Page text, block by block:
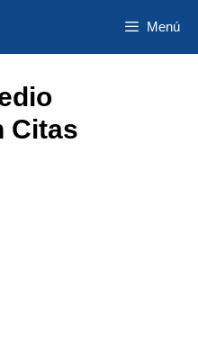
Menú
Citas